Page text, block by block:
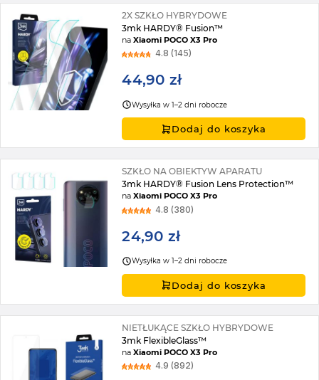
2X SZKŁO HYBRYDOWE
3mk HARDY® Fusion™
naXiaomi POCO X3 Pro
4.8 (145)
44,90 zł
Wysyłka w 1–2 dni robocze
Dodaj do koszyka
SZKŁO NA OBIEKTYW APARATU
3mk HARDY® Fusion Lens Protection™
naXiaomi POCO X3 Pro
4.8 (380)
24,90 zł
Wysyłka w 1–2 dni robocze
Dodaj do koszyka
NIETŁUKĄCE SZKŁO HYBRYDOWE
3mk FlexibleGlass™
naXiaomi POCO X3 Pro
4.9 (892)